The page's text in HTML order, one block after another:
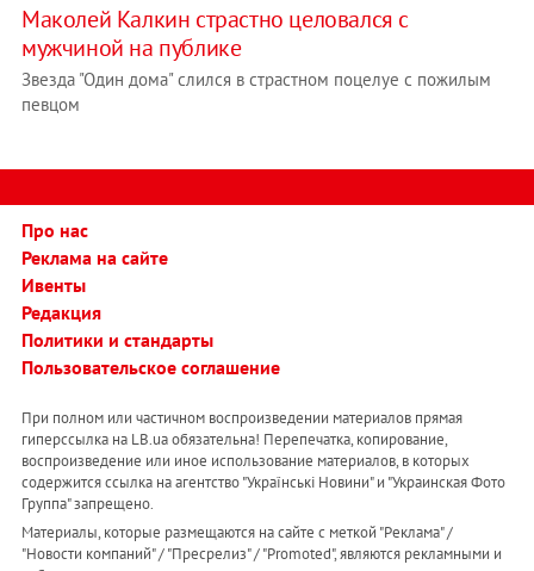
Маколей Калкин страстно целовался с
мужчиной на публике
Звезда "Один дома" слился в страстном поцелуе с пожилым
певцом
Про нас
Реклама на сайте
Ивенты
Редакция
Политики и стандарты
Пользовательское соглашение
При полном или частичном воспроизведении материалов прямая
гиперссылка на LB.ua обязательна! Перепечатка, копирование,
воспроизведение или иное использование материалов, в которых
содержится ссылка на агентство "Українськi Новини" и "Украинская Фото
Группа" запрещено.
Материалы, которые размещаются на сайте с меткой "Реклама" /
"Новости компаний" / "Пресрелиз" / "Promoted", являются рекламными и